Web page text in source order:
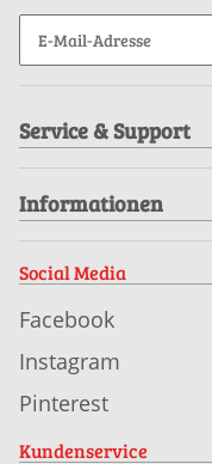
Service & Support
Informationen
Social Media
Facebook
Instagram
Pinterest
Kundenservice